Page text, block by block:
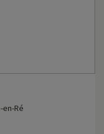
en-Ré